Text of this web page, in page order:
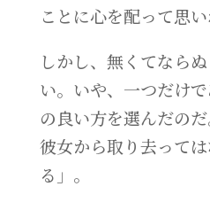
ことに心を配って思
しかし、無くてなら
い。いや、一つだけ
の良い方を選んだのだ
彼女から取り去って
る」。